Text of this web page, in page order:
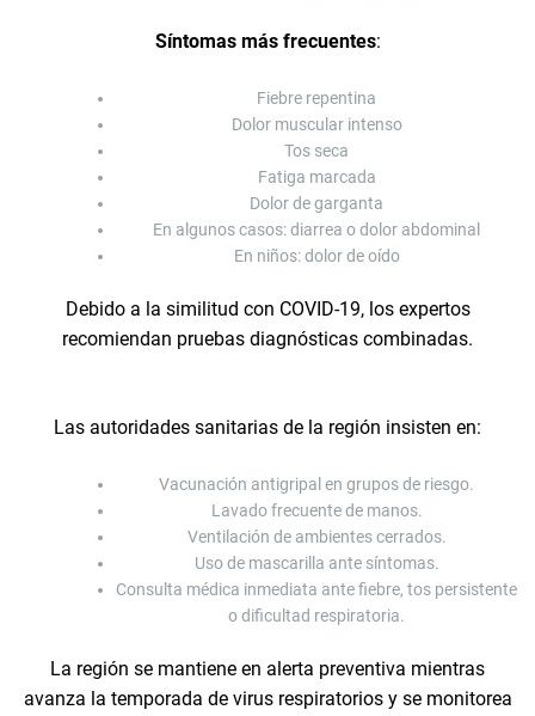
Síntomas más frecuentes:
Fiebre repentina
Dolor muscular intenso
Tos seca
Fatiga marcada
Dolor de garganta
En algunos casos: diarrea o dolor abdominal
En niños: dolor de oído
Debido a la similitud con COVID-19, los expertos
recomiendan pruebas diagnósticas combinadas.
Las autoridades sanitarias de la región insisten en:
Vacunación antigripal en grupos de riesgo.
Lavado frecuente de manos.
Ventilación de ambientes cerrados.
Uso de mascarilla ante síntomas.
Consulta médica inmediata ante fiebre, tos persistente
o dificultad respiratoria.
La región se mantiene en alerta preventiva mientras
avanza la temporada de virus respiratorios y se monitorea